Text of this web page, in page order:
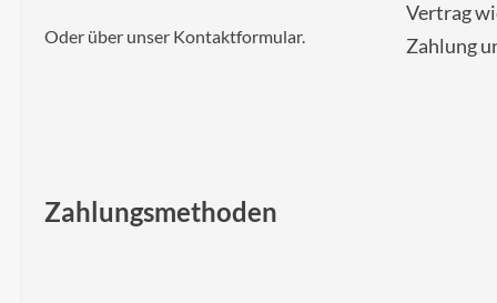
Oder über unser Kontaktformular.
Vertrag
Zahlung
Zahlungsmethoden